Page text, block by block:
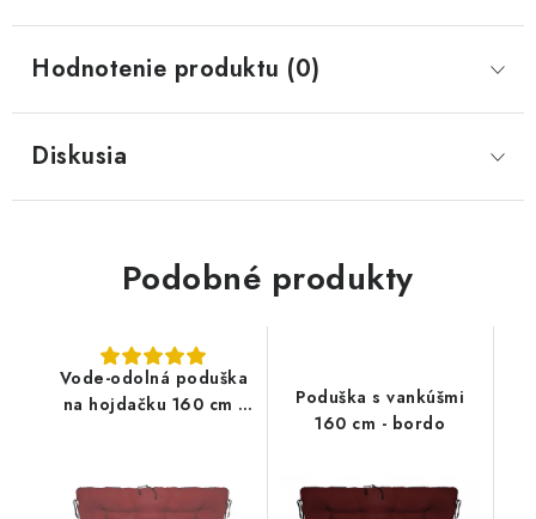
Hodnotenie produktu (0)
Diskusia
Podobné produkty
Vode-odolná poduška
na hojdačku 160 cm -
Poduška s vankúšmi
160 cm - bordo